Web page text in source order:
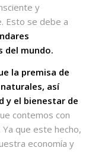
y
Esto se debe a
del mundo.
la premisa de
así
y el bienestar de
contemos con
que este hecho,
economía y